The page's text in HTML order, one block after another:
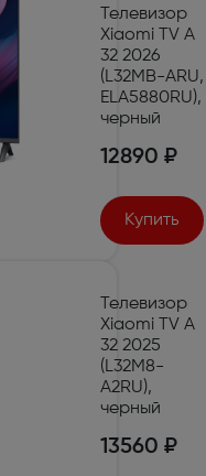
Телевизор
Xiaomi TV A
32 2026
(L32MB-ARU,
ELA5880RU),
черный
12890 ₽
Купить
Телевизор
Xiaomi TV A
32 2025
(L32M8-
A2RU),
черный
13560 ₽